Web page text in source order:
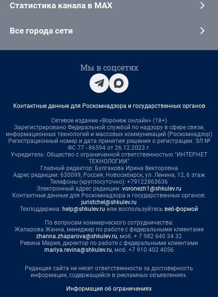
Статистика канала в MAX
Все города сети
Мы в соцсетях
Контактные данные для Роскомнадзора и государственных органов
Сетевое издание «Воронеж онлайн» (18+)
Зарегистрировано Федеральной службой по надзору в сфере связи,
информационных технологий и массовых коммуникаций (Роскомнадзор)
Регистрационный номер и дата принятия решения о регистрации: ЭЛ №
ФС 77 - 86594 от 26.12.2023 г.
Учредитель: Общество с ограниченной ответственностью "ИНТЕРНЕТ
ТЕХНОЛОГИИ"
Главный редактор: Булгакова Ирина Викторовна
Адрес редакции: 630099, Россия, Новосибирск, ул. Ленина, 12, 6 этаж
Телефоны (круглосуточно): +79122863636
Электронный адрес редакции: voronezh1@shkulev.ru
Контактные данные для Роскомнадзора и государственных органов:
juristchel@shkulev.ru
Техподдержка: help@shkulev.ru или воспользуйтесь веб-формой
По вопросам коммерческого сотрудничества:
Жапарова Жанна, менеджер по работе с федеральными клиентами
zhanna.zhaparova@shkulev.ru, моб. + 7 982 640 34 32
Ревина Мария, директор по работе с федеральными клиентами
mariya.revina@shkulev.ru, моб. +7 910 402 4056
Редакция сайта не несет ответственности за достоверность
информации, содержащейся в рекламных объявлениях.
Информация об ограничениях